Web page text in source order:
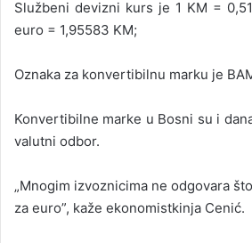
Službeni devizni kurs je 1 KM =
euro = 1,95583 KM;
Oznaka za konvertibilnu marku je
Konvertibilne marke u Bosni su i
valutni odbor.
„Mnogim izvoznicima ne odgovara
za euro”, kaže ekonomistkinja Cenić.